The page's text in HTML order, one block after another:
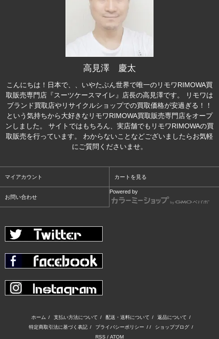
高見澤 慶太
こんにちは！日本で、、いやたぶん世界で唯一のリモワRIMOWA買
取販売専門店『スーツケースマイレ』店長の高見澤です。 リモワは
ブランド買取店やリサイクルショップでの買取価格が安過ぎる！！
という気持ちから大好きなリモワRIMOWA買取販売専門店をオープ
ンしました。 サイトではもちろん、実店舗でもリモワRIMOWAの買
取販売を行っています。 わからないことなどございましたらお気軽
にご質問くださいませ。
マイアカウント カートを見る
お問い合わせ
Powered by
ホーム / 支払い方法について / 配送・送料について / 返品について /
特定商取引法に基づく表記 / プライバシーポリシー / / ショップブログ /
RSS / ATOM